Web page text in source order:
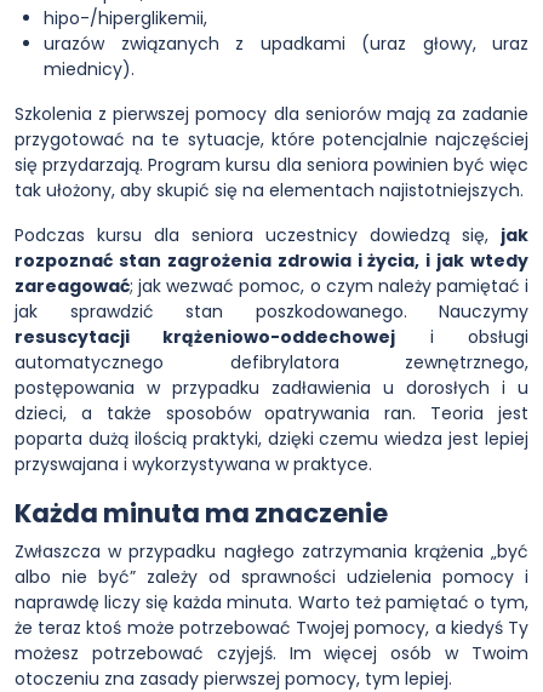
hipo-/hiperglikemii,
urazów związanych z upadkami (uraz głowy, uraz
miednicy).
Szkolenia z pierwszej pomocy dla seniorów mają za zadanie
przygotować na te sytuacje, które potencjalnie najczęściej
się przydarzają. Program kursu dla seniora powinien być więc
tak ułożony, aby skupić się na elementach najistotniejszych.
Podczas kursu dla seniora uczestnicy dowiedzą się, jak
rozpoznać stan zagrożenia zdrowia i życia, i jak wtedy
zareagować; jak wezwać pomoc, o czym należy pamiętać i
jak sprawdzić stan poszkodowanego. Nauczymy
resuscytacji krążeniowo-oddechowej i obsługi
automatycznego defibrylatora zewnętrznego,
postępowania w przypadku zadławienia u dorosłych i u
dzieci, a także sposobów opatrywania ran. Teoria jest
poparta dużą ilością praktyki, dzięki czemu wiedza jest lepiej
przyswajana i wykorzystywana w praktyce.
Każda minuta ma znaczenie
Zwłaszcza w przypadku nagłego zatrzymania krążenia „być
albo nie być” zależy od sprawności udzielenia pomocy i
naprawdę liczy się każda minuta. Warto też pamiętać o tym,
że teraz ktoś może potrzebować Twojej pomocy, a kiedyś Ty
możesz potrzebować czyjejś. Im więcej osób w Twoim
otoczeniu zna zasady pierwszej pomocy, tym lepiej.